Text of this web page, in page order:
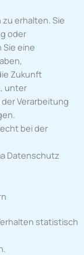
erhalten. Sie
oder
Sie eine
Zukunft
unter
Verarbeitung
bei der
Datenschutz
statistisch